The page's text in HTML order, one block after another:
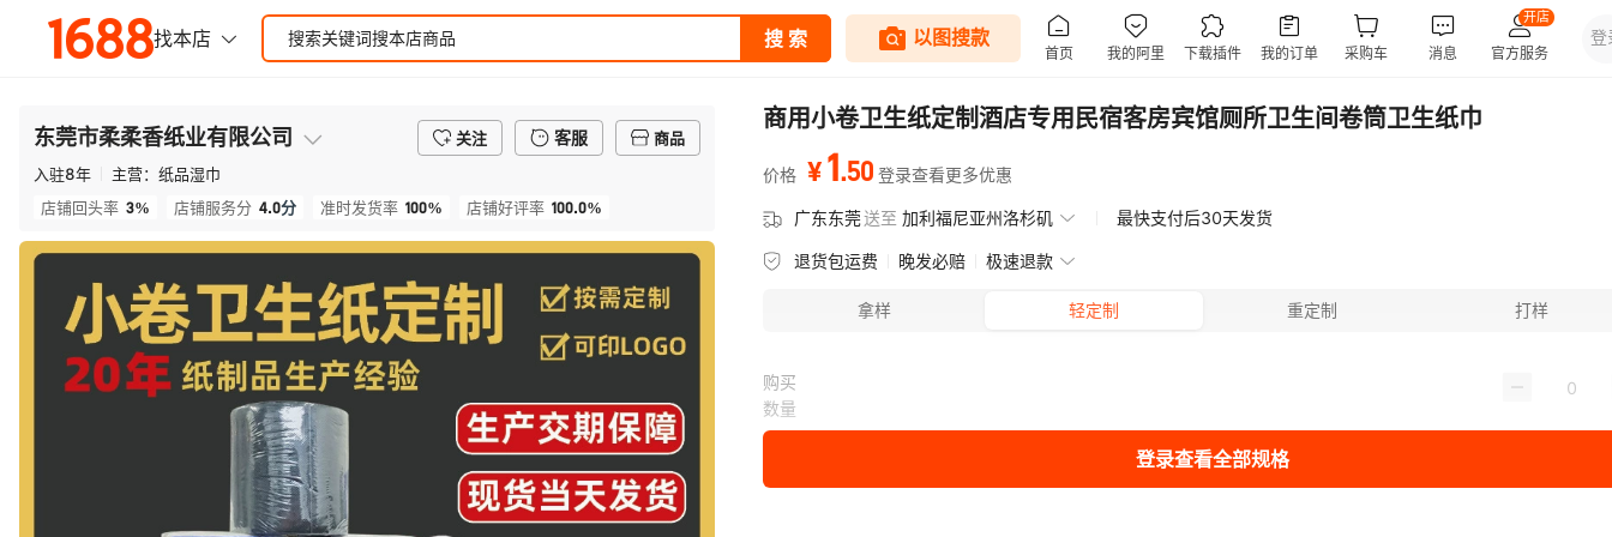
东莞市柔柔香纸业有限公司 关注 客服
商品
入驻8年 主营： 纸品湿巾
店铺回头率 3% 店铺服务分 4.0分 准时发货率 100% 店铺好评率 100.0%
商用小卷卫生纸定制酒店专用民宿客房宾馆厕所卫生间卷筒卫生纸巾
价格 ¥1.50 登录查看更多优惠
广东东莞送至 加利福尼亚州洛杉矶 最快支付后30天发货
退货包运费 晚发必赔 极速退款
拿样 轻定制 重定制 打样
购买
数量
登录查看全部规格